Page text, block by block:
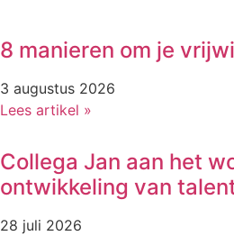
8 manieren om je
3 augustus 2026
Lees artikel »
Collega Jan aan het
ontwikkeling van
28 juli 2026